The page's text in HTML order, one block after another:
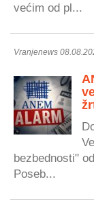
većim od pl...
Vranjenews
bezbednosti"
Poseb...